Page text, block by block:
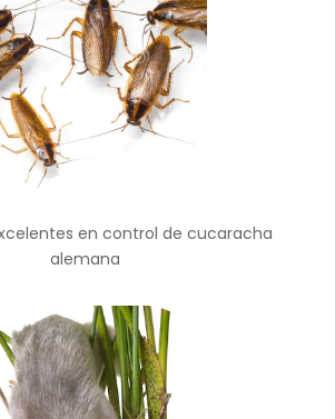
en control de cucaracha
alemana